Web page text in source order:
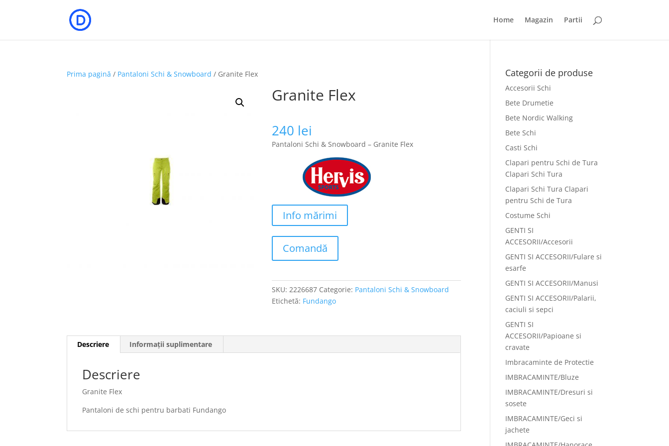
Home Magazin Partii
Prima pagină / Pantaloni Schi & Snowboard / Granite Flex
Granite Flex
240 lei
Pantaloni Schi & Snowboard – Granite Flex
Info mărimi
Comandă
SKU:2226687 Categorie: Pantaloni Schi & Snowboard
Etichetă: Fundango
Descriere Informații suplimentare
Descriere
Granite Flex
Pantaloni de schi pentru barbati Fundango
Categorii de produse
Accesorii Schi
Bete Drumetie
Bete Nordic Walking
Bete Schi
Casti Schi
Clapari pentru Schi de Tura
Clapari Schi Tura
Clapari Schi Tura Clapari
pentru Schi de Tura
Costume Schi
GENTI SI
ACCESORII/Accesorii
GENTI SI ACCESORII/Fulare si
esarfe
GENTI SI ACCESORII/Manusi
GENTI SI ACCESORII/Palarii,
caciuli si sepci
GENTI SI
ACCESORII/Papioane si
cravate
Imbracaminte de Protectie
IMBRACAMINTE/Bluze
IMBRACAMINTE/Dresuri si
sosete
IMBRACAMINTE/Geci si
jachete